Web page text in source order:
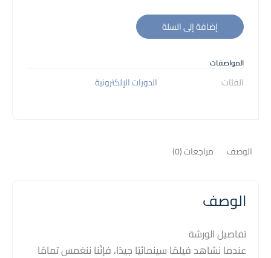
إضافة إلى السلة
المواصفات
الفئات: الدورات الإلكترونية
الوصف مراجعات (0)
الوصف
تفاصيل الورشة
عندما نشاهد فيلمًا سينمائيًا جيدًا، فإنّنا ننغمس تمامًا